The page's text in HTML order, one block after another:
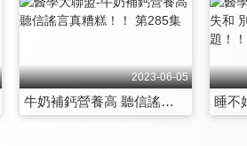
2023-06-05
牛奶補鈣營養高 聽信謠言真糟糕！！ 第285集